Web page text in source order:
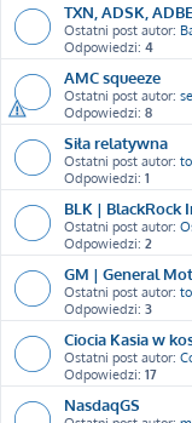
TXN, ADSK,
Ostatni post autor:
Odpowiedzi: 4
AMC squeeze
Ostatni post autor:
Odpowiedzi: 8
Siła relatywna
Ostatni post autor:
Odpowiedzi: 1
BLK | BlackRock
Ostatni post autor:
Odpowiedzi: 2
GM | General
Ostatni post autor:
Odpowiedzi: 3
Ciocia Kasia w
Ostatni post autor:
Odpowiedzi: 17
NasdaqGS